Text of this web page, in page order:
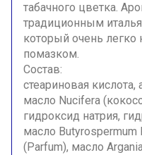
табачного цветка.
традиционным
который очень
помазком.
Состав:
стеариновая
масло Nucifera
гидроксид натрия,
масло Butyrospermum
(Parfum), масло